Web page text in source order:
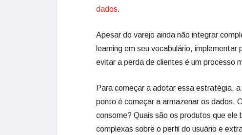
dados.
Apesar do varejo ainda não integrar
learning em seu vocabulário,
evitar a perda de clientes é um processo
Para começar a adotar essa estratégia,
ponto é começar a armazenar os dados.
consome? Quais são os produtos que ele
complexas sobre o perfil do usuário e